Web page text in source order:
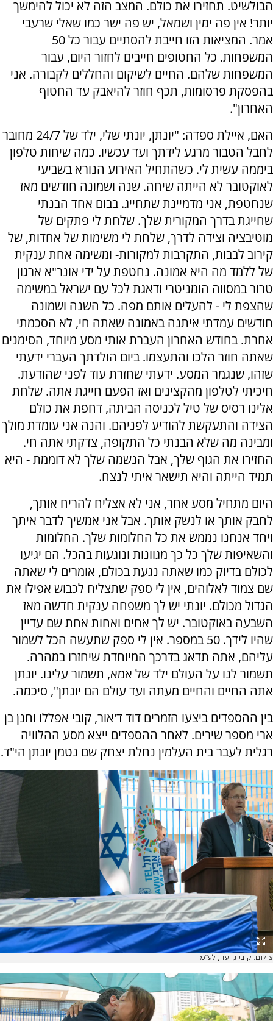
הבולשיט. תחזירו את כולם. המצב הזה לא יכול להימשך
יותר! אין פה ימין ושמאל, יש פה ישר כמו שאלי שרעבי
אמר. המציאות הזו חייבת להסתיים עבור כל 50
המשפחות. כל החטופים חייבים לחזור היום, עבור
המשפחות שלהם. החיים לשיקום והחללים לקבורה. אני
בהפסקת פרסומות, תכף חוזר להיאבק עד החטוף
האחרון".
האם, איילת ספדה: "יונתן, יונתי שלי, ילד של 24/7 מחובר
לחבל הטבור מרגע לידתך ועד עכשיו. כמה שיחות טלפון
ביממה עשית לי. כשהתחיל האירוע הנורא בשביעי
לאוקטובר לא הייתה שיחה. שנה ושמונה חודשים מאז
שנחטפת, אני מדמיינת שתחייג. בבום אחד הבנתי
שחייגת בדרך המקורית שלך. שלחת לי פתקים של
מוטיבציה וצידה לדרך, שלחת לי משימות של אחדות, של
קירוב לבבות, התקרבות למקורות- ומשימה אחת ענקית
של ללמד מה היא אמונה. נחטפת על ידי אונר"א ארגון
טרור במסווה הומניטרי ודאגת לכל עם ישראל במשימה
שהצפת לי - להעלים אותם מפה. כל השנה ושמונה
חודשים עמדתי איתנה באמונה שאתה חי, לא הסכמתי
אחרת. בחודש האחרון העברת אותי מסע מיוחד, הסימנים
שאתה חוזר הלכו והתעצמו. ביום הולדתך העברי ידעתי
שזהו, שנגמר המסע. ידעתי שחזרת עוד לפני שהודעת.
חיכיתי לטלפון מהקצינים ואז הפעם חייגת אתה. שלחת
אלינו רסיס של טיל לכניסה הביתה, דחפת את כולם
הצידה והתעקשת להודיע לפניהם. והנה אני עומדת מולך
ומבינה מה שלא הבנתי כל התקופה, צדקתי אתה חי.
החזירו את הגוף שלך, אבל הנשמה שלך לא דוממת - היא
תמיד הייתה והיא תישאר איתי לנצח.
היום מתחיל מסע אחר, אני לא אצליח להריח אותך,
לחבק אותך או לנשק אותך. אבל אני אמשיך לדבר איתך
ויחד אנחנו נממש את כל החלומות שלך. החלומות
והשאיפות שלך כל כך מגוונות ונוגעות בהכל. הם יגיעו
לכולם בדיוק כמו שאתה נגעת בכולם, אומרים לי שאתה
שם צמוד לאלוהים, אין לי ספק שתצליח לכבוש אפילו את
הגדול מכולם. יונתי יש לך משפחה ענקית חדשה מאז
השבעה באוקטובר. יש לך אחים ואחות אחת שם עדיין
שהיו לידך. 50 במספר. אין לי ספק שתעשה הכל לשמור
עליהם, אתה תדאג בדרכך המיוחדת שיחזרו במהרה.
תשמור לנו על העולם ילד של אמא, תשמור עלינו. יונתן
אתה החיים והחיים מעתה ועד עולם הם יונתן", סיכמה.
בין ההספדים ביצעו הזמרים דוד ד'אור, קובי אפללו וחנן בן
ארי מספר שירים. לאחר ההספדים ייצא מסע ההלוויה
רגלית לעבר בית העלמין נחלת יצחק שם נטמן יונתן הי"ד.
צילום: קובי גדעון, לע"מ